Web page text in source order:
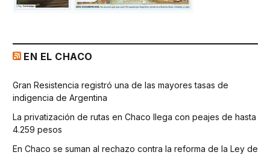
EN EL CHACO
Gran Resistencia registró una de las mayores tasas de
indigencia de Argentina
La privatización de rutas en Chaco llega con peajes de hasta
4.259 pesos
En Chaco se suman al rechazo contra la reforma de la Ley de